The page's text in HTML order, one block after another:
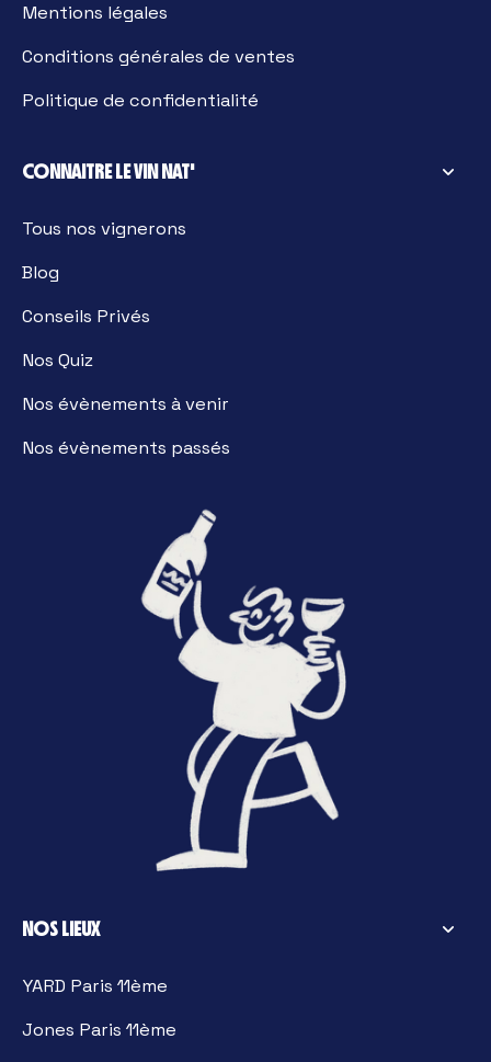
Mentions légales
Conditions générales de ventes
Politique de confidentialité
CONNAITRE LE VIN NAT'
Tous nos vignerons
Blog
Conseils Privés
Nos Quiz
Nos évènements à venir
Nos évènements passés
NOS LIEUX
YARD Paris 11ème
Jones Paris 11ème